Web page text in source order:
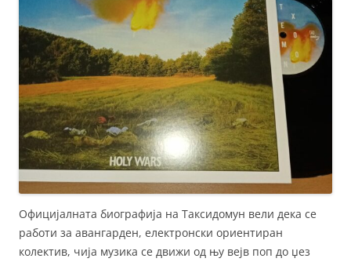
Официјалната биографија на Таксидомун вели дека се
работи за авангарден, електронски ориентиран
колектив, чија музика се движи од њу вејв поп до џез